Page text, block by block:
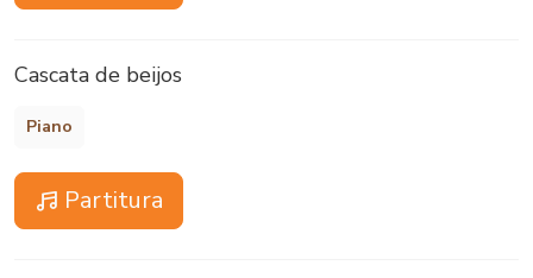
Cascata de beijos
Piano
Partitura